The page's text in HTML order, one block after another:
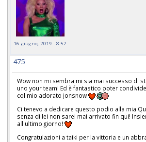
16 giugno, 2019 - 8:52
475
Wow non mi sembra mi sia mai successo di
uno your team! Ed è fantastico poter
col mio adorato jonsnow
Ci tenevo a dedicare questo podio alla mia
senza di lei non sarei mai arrivato fin qui!
all'ultimo giorno!
Congratulazioni a taiki per la vittoria e un